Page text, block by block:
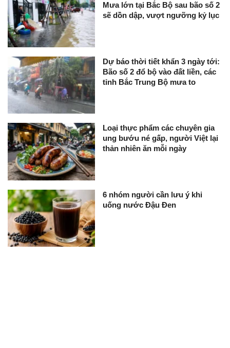
Mưa lớn tại Bắc Bộ sau bão số 2
sẽ dồn dập, vượt ngưỡng kỷ lục
Dự báo thời tiết khẩn 3 ngày tới:
Bão số 2 đổ bộ vào đất liền, các
tỉnh Bắc Trung Bộ mưa to
Loại thực phẩm các chuyên gia
ung bướu né gấp, người Việt lại
thản nhiên ăn mỗi ngày
6 nhóm người cần lưu ý khi
uống nước Đậu Đen